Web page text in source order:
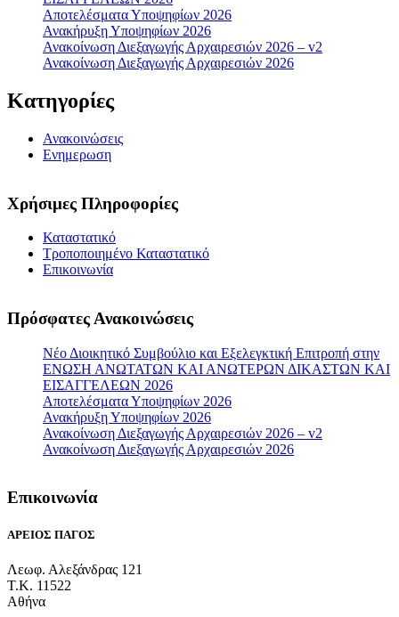
Αποτελέσματα Υποψηφίων 2026
Ανακήρυξη Υποψηφίων 2026
Ανακοίνωση Διεξαγωγής Αρχαιρεσιών 2026 – v2
Ανακοίνωση Διεξαγωγής Αρχαιρεσιών 2026
Κατηγορίες
Ανακοινώσεις
Ενημερωση
Χρήσιμες Πληροφορίες
Καταστατικό
Τροποποιημένο Καταστατικό
Επικοινωνία
Πρόσφατες Ανακοινώσεις
Νέο Διοικητικό Συμβούλιο και Εξελεγκτική Επιτροπή στην
ΕΝΩΣΗ ΑΝΩΤΑΤΩΝ ΚΑΙ ΑΝΩΤΕΡΩΝ ΔΙΚΑΣΤΩΝ ΚΑΙ
ΕΙΣΑΓΓΕΛΕΩΝ 2026
Αποτελέσματα Υποψηφίων 2026
Ανακήρυξη Υποψηφίων 2026
Ανακοίνωση Διεξαγωγής Αρχαιρεσιών 2026 – v2
Ανακοίνωση Διεξαγωγής Αρχαιρεσιών 2026
Επικοινωνία
ΑΡΕΙΟΣ ΠΑΓΟΣ
Λεωφ. Αλεξάνδρας 121
T.K. 11522
Αθήνα